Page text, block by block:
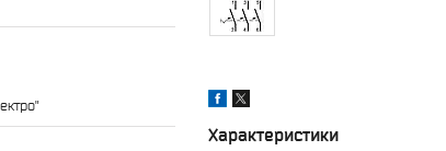
Характеристики